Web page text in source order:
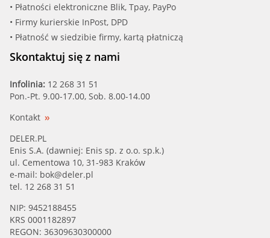
• Płatności elektroniczne Blik, Tpay, PayPo
• Firmy kurierskie InPost, DPD
• Płatność w siedzibie firmy, kartą płatniczą
Skontaktuj się z nami
Infolinia: 12 268 31 51
Pon.-Pt. 9.00-17.00, Sob. 8.00-14.00
Kontakt
DELER.PL
Enis S.A. (dawniej: Enis sp. z o.o. sp.k.)
ul. Cementowa 10, 31-983 Kraków
e-mail: bok@deler.pl
tel. 12 268 31 51
NIP: 9452188455
KRS 0001182897
REGON: 36309630300000